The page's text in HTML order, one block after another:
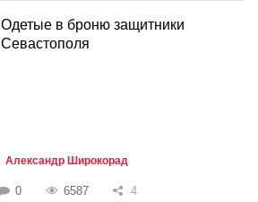
Одетые в броню защитники
Севастополя
Александр Широкорад
0 6587 4